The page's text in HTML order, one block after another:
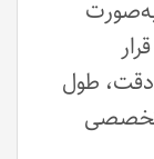
دقت، طول
تخصصی